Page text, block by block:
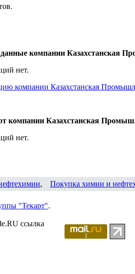
данные компании Казахстанская
нет.
компании Казахстанская
компании Казахстанская
нет.
, Покупка химии и
"Текарт".
ссылка